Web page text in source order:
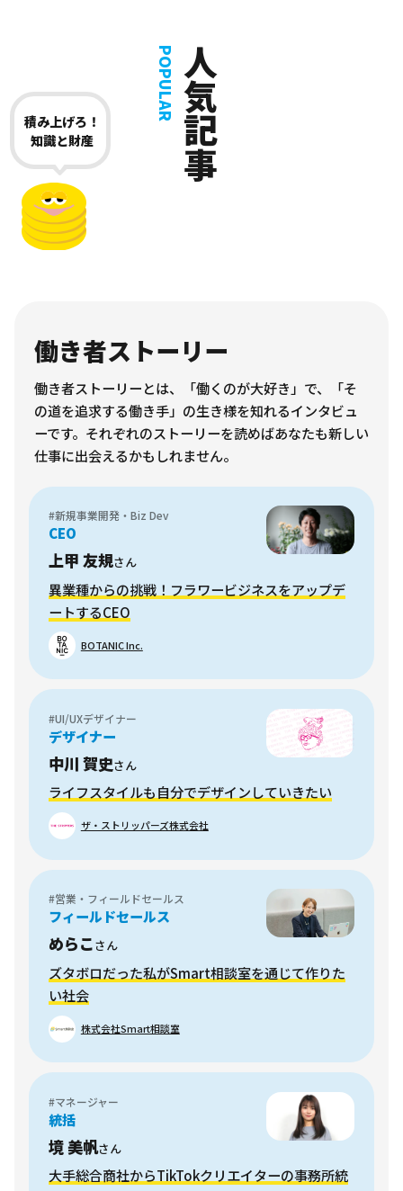
人気記事
POPULAR
積み上げろ！
知識と財産
働き者ストーリー
働き者ストーリーとは、「働くのが大好き」で、「そ
の道を追求する働き手」の生き様を知れるインタビュ
ーです。それぞれのストーリーを読めばあなたも新しい
仕事に出会えるかもしれません。
#新規事業開発・Biz Dev
CEO
上甲 友規さん
異業種からの挑戦！フラワービジネスをアップデ
ートするCEO
BOTANIC Inc.
#UI/UXデザイナー
デザイナー
中川 賀史さん
ライフスタイルも自分でデザインしていきたい
ザ・ストリッパーズ株式会社
#営業・フィールドセールス
フィールドセールス
めらこさん
ズタボロだった私がSmart相談室を通じて作りた
い社会
株式会社Smart相談室
#マネージャー
統括
境 美帆さん
大手総合商社からTikTokクリエイターの事務所統